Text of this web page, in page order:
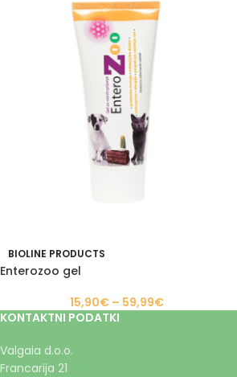
BIOLINE PRODUCTS
Enterozoo gel
15,90€ – 59,99€
KONTAKTNI PODATKI
Valgaia d.o.o.
Francarija 21